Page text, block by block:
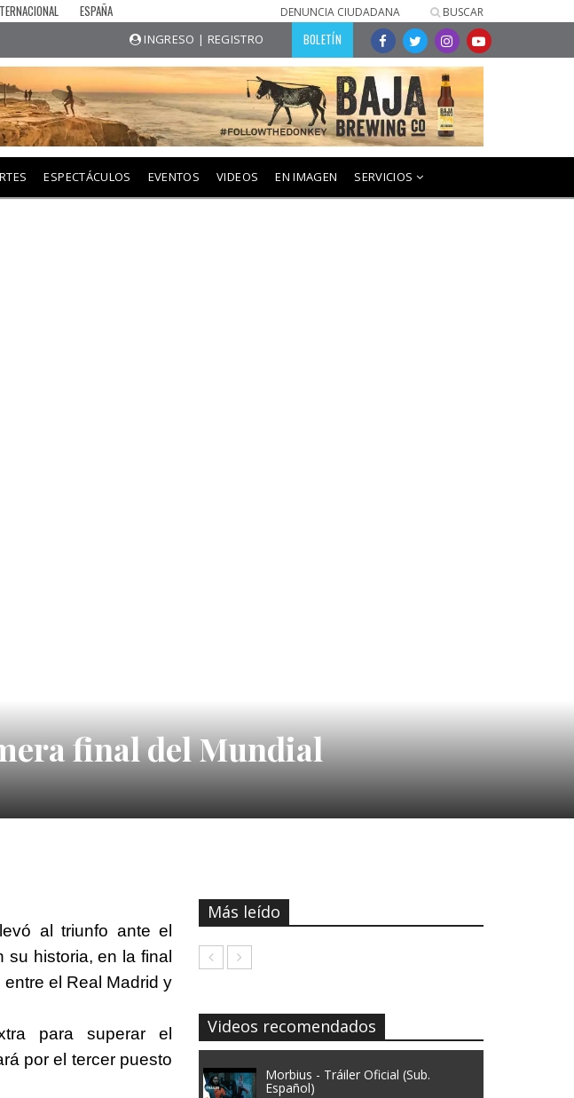
ESPAÑA DENUNCIA CIUDADANA BUSCAR
INGRESO | REGISTRO BOLETÍN
ESPECTÁCULOS EVENTOS VIDEOS EN IMAGEN SERVICIOS
final del Mundial
al triunfo ante el
historia, en la final
el Real Madrid y
para superar el
por el tercer puesto
Más leído
Videos recomendados
Morbius - Tráiler Oficial (Sub.
Español)